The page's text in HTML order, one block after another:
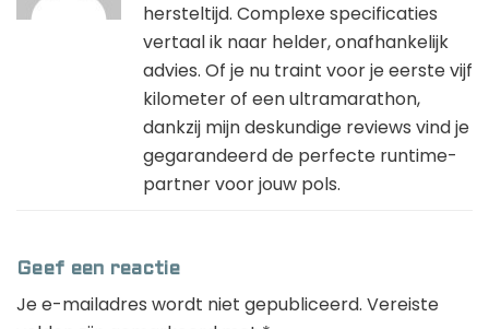
hersteltijd. Complexe specificaties
vertaal ik naar helder, onafhankelijk
advies. Of je nu traint voor je eerste vijf
kilometer of een ultramarathon,
dankzij mijn deskundige reviews vind je
gegarandeerd de perfecte runtime-
partner voor jouw pols.
Geef een reactie
Je e-mailadres wordt niet gepubliceerd. Vereiste